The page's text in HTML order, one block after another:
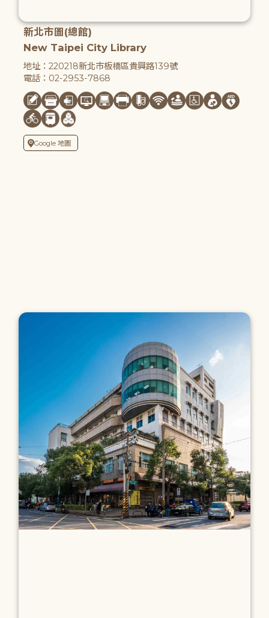
新北市圖(總館)
New Taipei City Library
地址：220218新北市板橋區貴興路139號
電話：02-2953-7868
Google 地圖